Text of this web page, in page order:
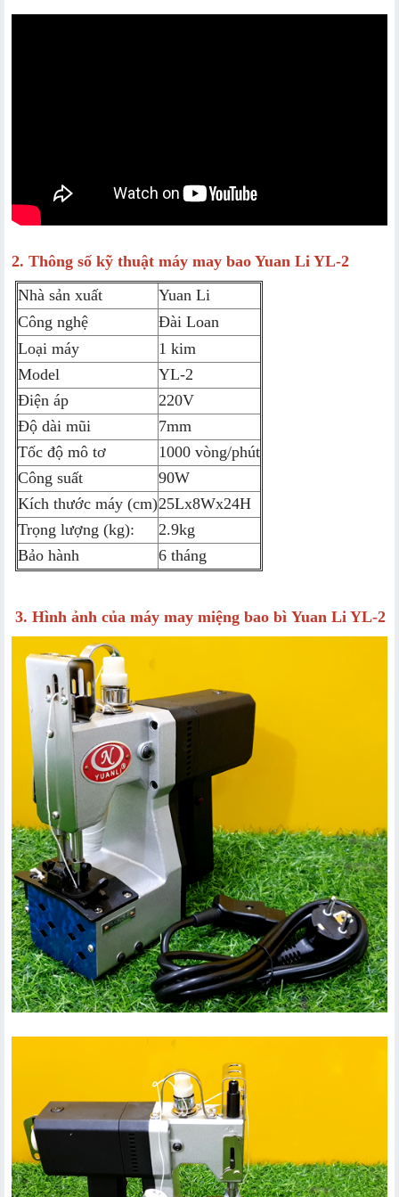
2. Thông số kỹ thuật máy may bao Yuan Li YL-2
Nhà sản xuất
Yuan Li
Công nghệ
Đài Loan
Loại máy
1 kim
Model
YL-2
Điện áp
220V
Độ dài mũi
7mm
Tốc độ mô tơ
1000 vòng/phút
Công suất
90W
Kích thước máy (cm)25Lx8Wx24H
Trọng lượng (kg):
2.9kg
Bảo hành
6 tháng
3. Hình ảnh của máy may miệng bao bì Yuan Li YL-2